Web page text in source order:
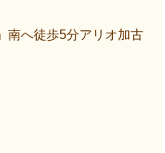
南へ徒歩5分アリオ加古